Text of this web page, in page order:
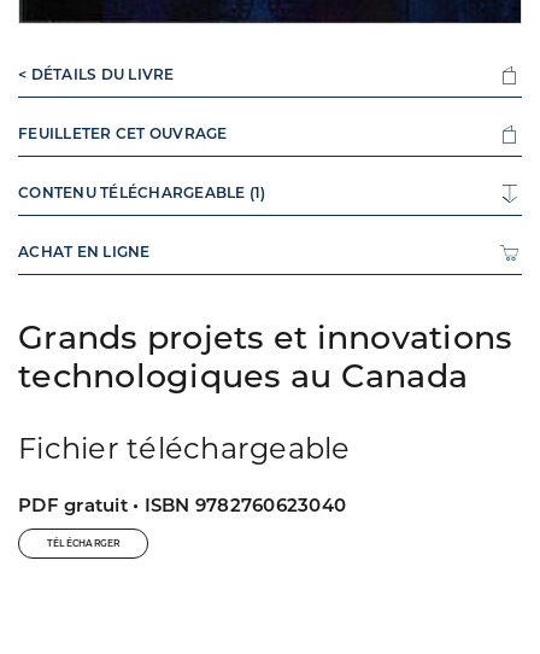
Grands projets et innovations
technologiques au Canada
Fichier téléchargeable
PDF gratuit • ISBN 9782760623040
TÉLÉCHARGER
< DÉTAILS DU LIVRE
FEUILLETER CET OUVRAGE
CONTENU TÉLÉCHARGEABLE (1)
ACHAT EN LIGNE